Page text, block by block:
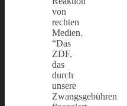
von
rechten
Medien.
“Das
ZDF,
das
durch
unsere
Zwangsgebühren